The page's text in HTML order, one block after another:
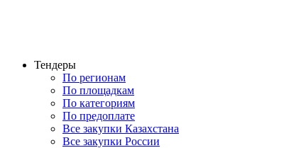
Тендеры
По регионам
По площадкам
По категориям
По предоплате
Все закупки Казахстана
Все закупки России